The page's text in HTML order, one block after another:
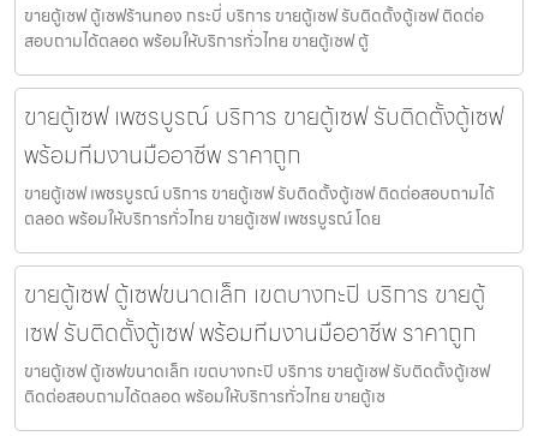
ขายตู้เซฟ ตู้เซฟร้านทอง กระบี่ บริการ ขายตู้เซฟ รับติดตั้งตู้เซฟ ติดต่อ
สอบถามได้ตลอด พร้อมให้บริการทั่วไทย ขายตู้เซฟ ตู้
ขายตู้เซฟ เพชรบูรณ์ บริการ ขายตู้เซฟ รับติดตั้งตู้เซฟ
พร้อมทีมงานมืออาชีพ ราคาถูก
ขายตู้เซฟ เพชรบูรณ์ บริการ ขายตู้เซฟ รับติดตั้งตู้เซฟ ติดต่อสอบถามได้
ตลอด พร้อมให้บริการทั่วไทย ขายตู้เซฟ เพชรบูรณ์ โดย
ขายตู้เซฟ ตู้เซฟขนาดเล็ก เขตบางกะปิ บริการ ขายตู้
เซฟ รับติดตั้งตู้เซฟ พร้อมทีมงานมืออาชีพ ราคาถูก
ขายตู้เซฟ ตู้เซฟขนาดเล็ก เขตบางกะปิ บริการ ขายตู้เซฟ รับติดตั้งตู้เซฟ
ติดต่อสอบถามได้ตลอด พร้อมให้บริการทั่วไทย ขายตู้เซ